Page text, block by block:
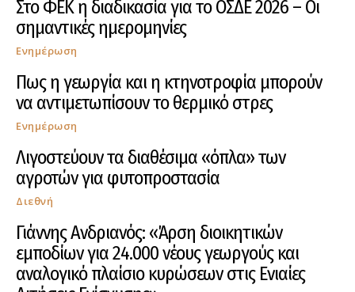
Στο ΦΕΚ η διαδικασία για το ΟΣΔΕ 2026 – Οι
σημαντικές ημερομηνίες
Ενημέρωση
Πως η γεωργία και η κτηνοτροφία μπορούν
να αντιμετωπίσουν το θερμικό στρες
Ενημέρωση
Λιγοστεύουν τα διαθέσιμα «όπλα» των
αγροτών για φυτοπροστασία
Διεθνή
Γιάννης Ανδριανός: «Άρση διοικητικών
εμποδίων για 24.000 νέους γεωργούς και
αναλογικό πλαίσιο κυρώσεων στις Ενιαίες